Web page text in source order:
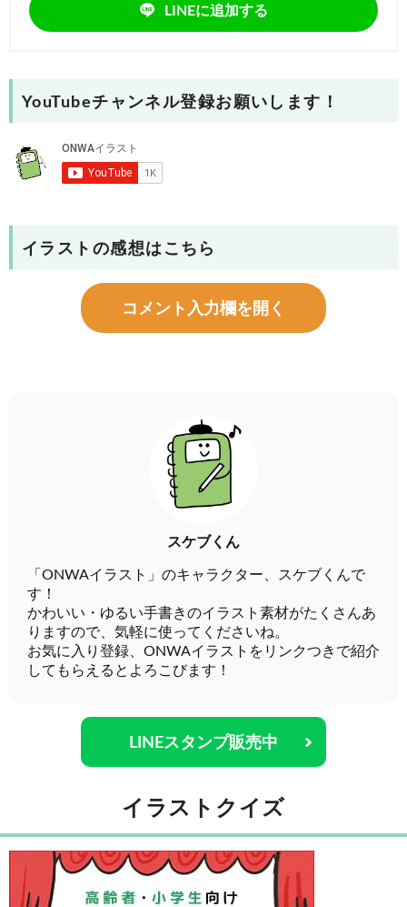
LINEに追加する
YouTubeチャンネル登録お願いします！
イラストの感想はこちら
コメント入力欄を開く
スケブくん
「ONWAイラスト」のキャラクター、スケブくんで
す！
かわいい・ゆるい手書きのイラスト素材がたくさんあ
りますので、気軽に使ってくださいね。
お気に入り登録、ONWAイラストをリンクつきで紹介
してもらえるとよろこびます！
LINEスタンプ販売中
イラストクイズ